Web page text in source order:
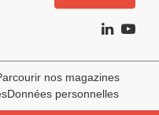
nos magazines
Données personnelles